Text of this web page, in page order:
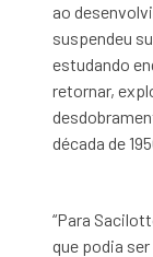
ao
suspendeu
estudando
retornar,
década de
“Para
que podia